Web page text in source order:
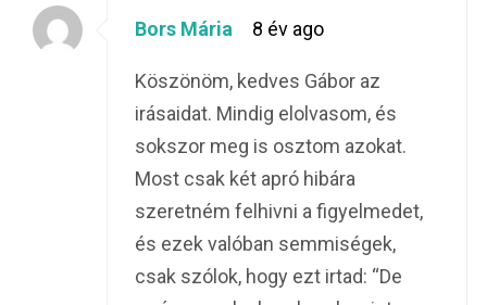
Bors Mária 8 év ago
Köszönöm, kedves Gábor az
irásaidat. Mindig elolvasom, és
sokszor meg is osztom azokat.
Most csak két apró hibára
szeretném felhivni a figyelmedet,
és ezek valóban semmiségek,
csak szólok, hogy ezt irtad: “De